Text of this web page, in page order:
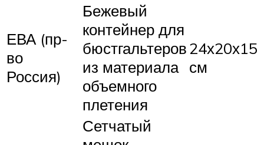
ЕВА (пр-
во
Россия)
Бежевый
контейнер для
бюстгальтеров
из материала
объемного
плетения
24х20х15
см
Сетчатый